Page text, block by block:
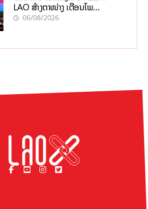
LAO ສ້າງຕາໜ່າງ ເຕືອນໄພ
ພະຍາດລະບາດທົ່ວປະເທດ
06/08/2026